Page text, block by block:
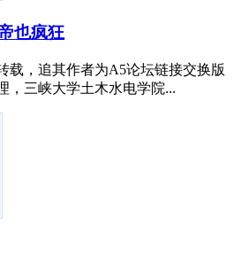
也疯狂
载，追其作者为A5论坛链接交换版
，三峡大学土木水电学院...